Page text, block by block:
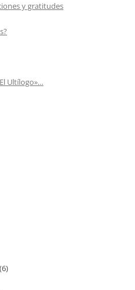
y gratitudes
Ultílogo»…
(6)